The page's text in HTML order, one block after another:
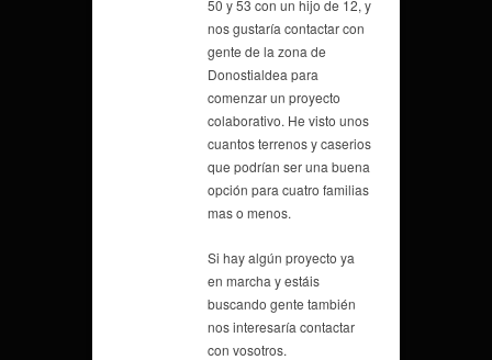
50 y 53 con un hijo de 12, y
nos gustaría contactar con
gente de la zona de
Donostialdea para
comenzar un proyecto
colaborativo. He visto unos
cuantos terrenos y caserios
que podrían ser una buena
opción para cuatro familias
mas o menos.
Si hay algún proyecto ya
en marcha y estáis
buscando gente también
nos interesaría contactar
con vosotros.